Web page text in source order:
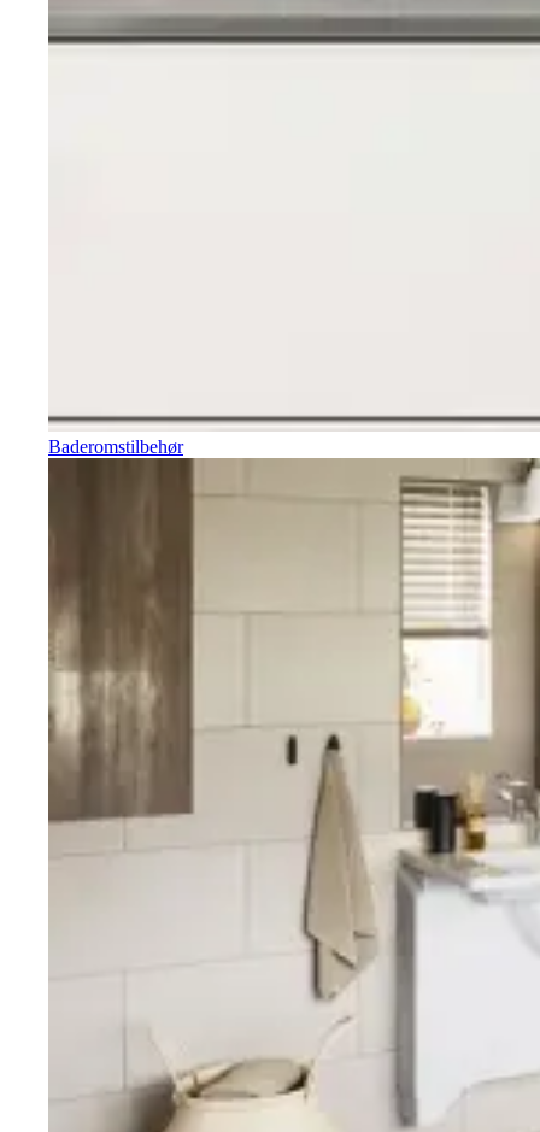
Baderomstilbehør